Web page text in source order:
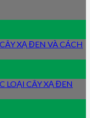
XẠ ĐEN VÀ CÁCH
LOẠI CÂY XẠ ĐEN